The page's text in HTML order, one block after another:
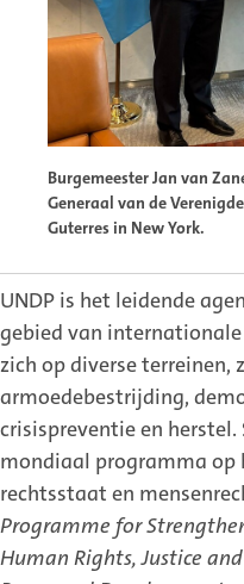
Burgemeester Jan van
Generaal van de
Guterres in New York.
UNDP is het leidende
gebied van
zich op diverse terreinen,
armoedebestrijding,
crisispreventie en herstel.
mondiaal programma op
rechtsstaat en
Programme for
Human Rights, Justice